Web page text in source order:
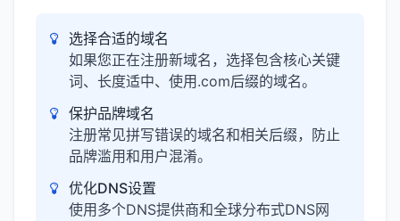
选择合适的域名
如果您正在注册新域名，选择包含核心关键
词、长度适中、使用.com后缀的域名。
保护品牌域名
注册常见拼写错误的域名和相关后缀，防止
品牌滥用和用户混淆。
优化DNS设置
使用多个DNS提供商和全球分布式DNS网